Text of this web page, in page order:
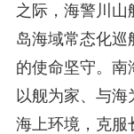
之际，海警川
岛海域常态化巡
的使命坚守。南
以舰为家、与
海上环境，克服